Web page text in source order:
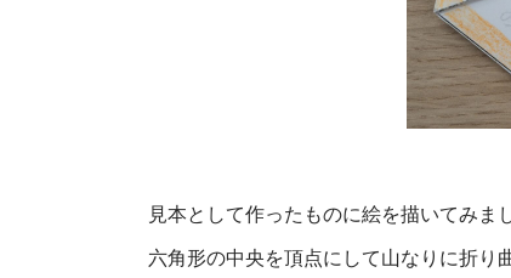
見本として作ったものに絵を描いてみまし
六角形の中央を頂点にして山なりに折